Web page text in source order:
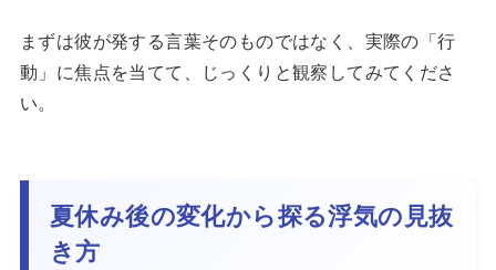
まずは彼が発する言葉そのものではなく、実際の「行
動」に焦点を当てて、じっくりと観察してみてくださ
い。
夏休み後の変化から探る浮気の見抜
き方